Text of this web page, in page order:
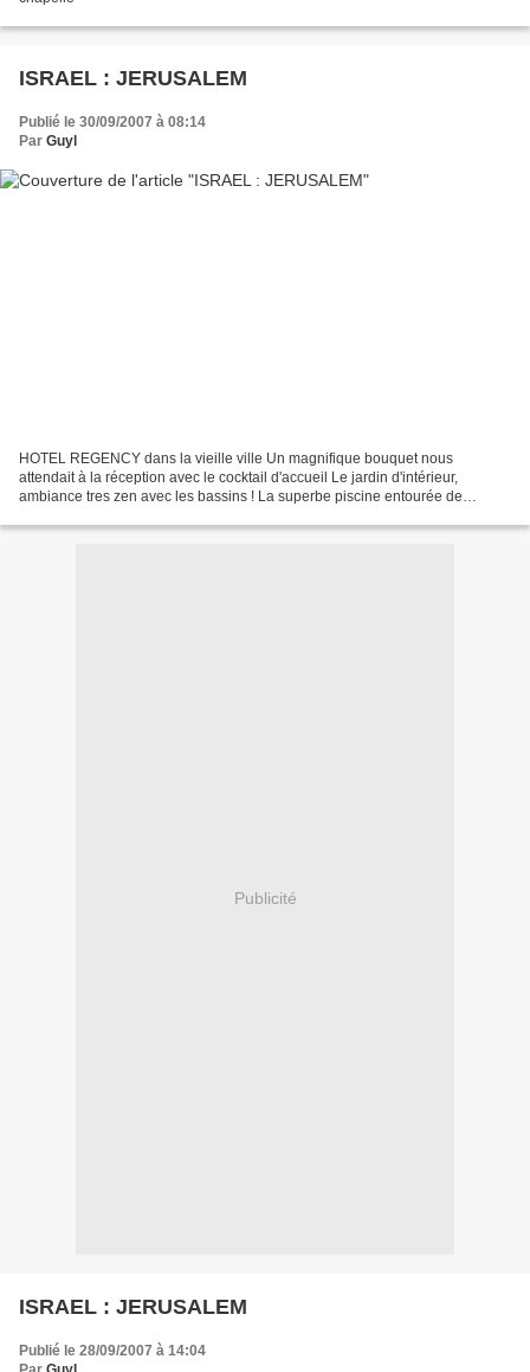
ISRAEL : JERUSALEM
Publié le 30/09/2007 à 08:14
Par Guyl
HOTEL REGENCY dans la vieille ville Un magnifique bouquet nous
attendait à la réception avec le cocktail d'accueil Le jardin d'intérieur,
ambiance tres zen avec les bassins ! La superbe piscine entourée de
Publicité
ISRAEL : JERUSALEM
Publié le 28/09/2007 à 14:04